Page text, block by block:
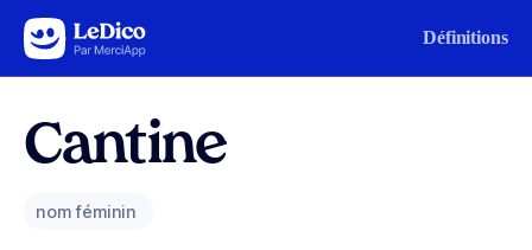
Aller au contenu Définitions
Cantine
nom féminin